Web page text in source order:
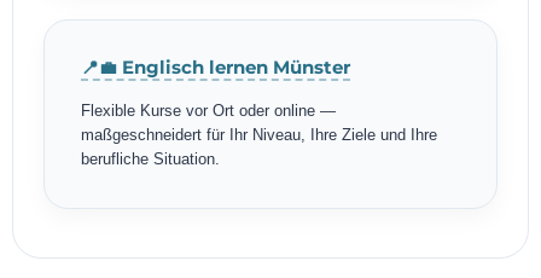
📍💼 Englisch lernen Münster
Flexible Kurse vor Ort oder online —
maßgeschneidert für Ihr Niveau, Ihre Ziele und Ihre
berufliche Situation.